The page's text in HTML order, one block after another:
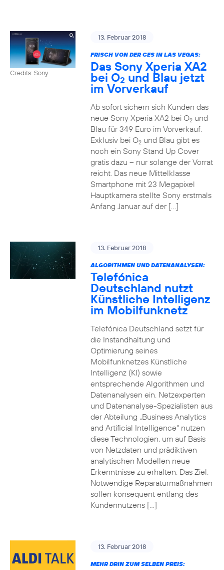
Credits: Sony
13. Februar 2018
FRISCH VON DER CES IN LAS VEGAS:
Das Sony Xperia XA2
bei O2 und Blau jetzt
im Vorverkauf
Ab sofort sichern sich Kunden das
neue Sony Xperia XA2 bei O2und
Blau für 349 Euro im Vorverkauf.
Exklusiv bei O2und Blau gibt es
noch ein Sony Stand Up Cover
gratis dazu – nur solange der Vorrat
reicht. Das neue Mittelklasse
Smartphone mit 23 Megapixel
Hauptkamera stellte Sony erstmals
Anfang Januar auf der […]
13. Februar 2018
ALGORITHMEN UND DATENANALYSEN:
Telefónica
Deutschland nutzt
Künstliche Intelligenz
im Mobilfunknetz
Telefónica Deutschland setzt für
die Instandhaltung und
Optimierung seines
Mobilfunknetzes Künstliche
Intelligenz (KI) sowie
entsprechende Algorithmen und
Datenanalysen ein. Netzexperten
und Datenanalyse-Spezialisten aus
der Abteilung „Business Analytics
and Artificial Intelligence“ nutzen
diese Technologien, um auf Basis
von Netzdaten und prädiktiven
analytischen Modellen neue
Erkenntnisse zu erhalten. Das Ziel:
Notwendige Reparaturmaßnahmen
sollen konsequent entlang des
Kundennutzens […]
13. Februar 2018
MEHR DRIN ZUM SELBEN PREIS: